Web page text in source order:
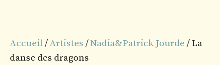
Accueil/Artistes /Nadia&Patrick Jourde / La
danse des dragons